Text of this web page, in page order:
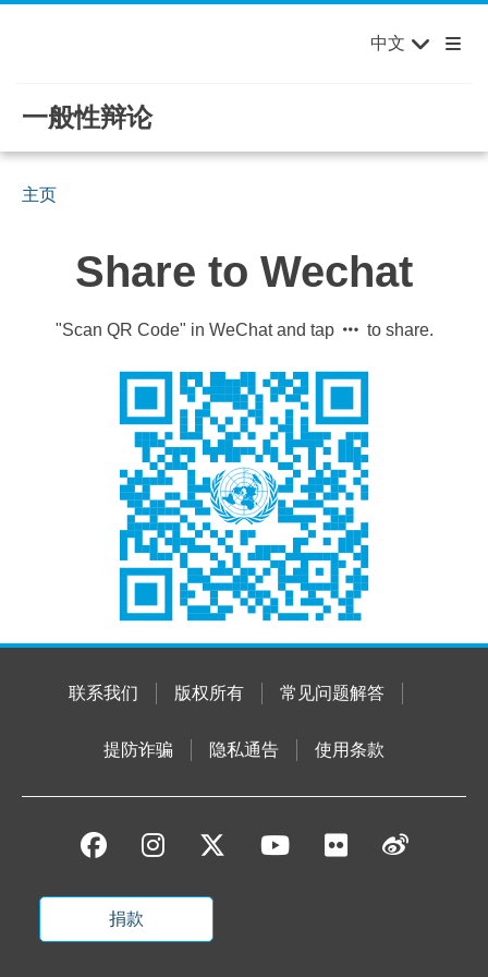
欢迎来到联合国，您的世界！ English Français
Español
中文
一般性辩论
主页
Share to Wechat
"Scan QR Code" in WeChat and tap to share.
联系我们 版权所有 常见问题解答
提防诈骗 隐私通告 使用条款
捐款